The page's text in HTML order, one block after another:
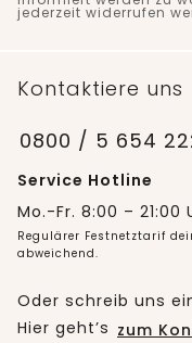
jederzeit widerrufen
Kontaktiere uns
0800 / 5 654
Service Hotline
Mo.-Fr. 8:00 – 21:00
Regulärer Festnetztarif
abweichend.
Oder schreib uns
Hier geht’s zum